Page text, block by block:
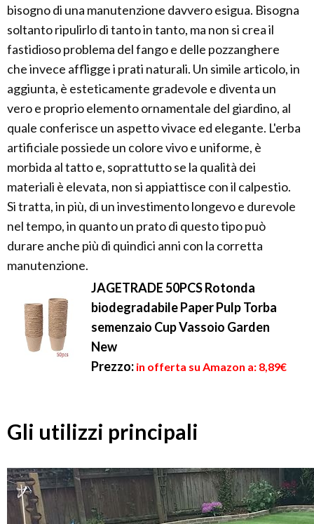
bisogno di una manutenzione davvero esigua. Bisogna
soltanto ripulirlo di tanto in tanto, ma non si crea il
fastidioso problema del fango e delle pozzanghere
che invece affligge i prati naturali. Un simile articolo, in
aggiunta, è esteticamente gradevole e diventa un
vero e proprio elemento ornamentale del giardino, al
quale conferisce un aspetto vivace ed elegante. L'erba
artificiale possiede un colore vivo e uniforme, è
morbida al tatto e, soprattutto se la qualità dei
materiali è elevata, non si appiattisce con il calpestio.
Si tratta, in più, di un investimento longevo e durevole
nel tempo, in quanto un prato di questo tipo può
durare anche più di quindici anni con la corretta
manutenzione.
JAGETRADE 50PCS Rotonda
biodegradabile Paper Pulp Torba
semenzaio Cup Vassoio Garden
New
Prezzo: in offerta su Amazon a: 8,89€
Gli utilizzi principali